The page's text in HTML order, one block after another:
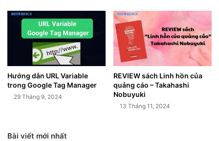
Hướng dẫn URL Variable
trong Google Tag Manager
29 Tháng 9, 2024
REVIEW sách Linh hồn của
quảng cáo – Takahashi
Nobuyuki
13 Tháng 11, 2024
Bài viết mới nhất